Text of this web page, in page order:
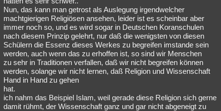
Nun, das kann man getrost als Auslegung irgendwelcher
machtgierigen Religiösen ansehen, leider ist es scheinbar aber
immer noch so, und es wird sogar in Deutschen Koranschulen
nach diesem Prinzip gelehrt, nur daß die wenigsten von diesen
Schülern die Essenz dieses Werkes zu begreifen imstande sein
werden, auch wenn das zu erhoffen ist, so sind wir Menschen
zu sehr in Traditionen verfallen, daß wir nicht begreifen können
werden, solange wir nicht lernen, daß Religion und Wissenschaft
Hand in Hand zu gehen
hat.
ich nahm das Beispiel Islam, weil gerade diese Religion sich gerne
damit rühmt, der Wissenschaft ganz und gar nicht abgeneigt zu